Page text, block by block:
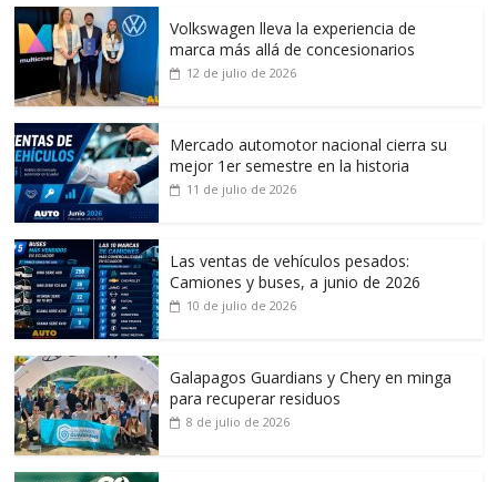
Volkswagen lleva la experiencia de
marca más allá de concesionarios
12 de julio de 2026
Mercado automotor nacional cierra su
mejor 1er semestre en la historia
11 de julio de 2026
Las ventas de vehículos pesados:
Camiones y buses, a junio de 2026
10 de julio de 2026
Galapagos Guardians y Chery en minga
para recuperar residuos
8 de julio de 2026